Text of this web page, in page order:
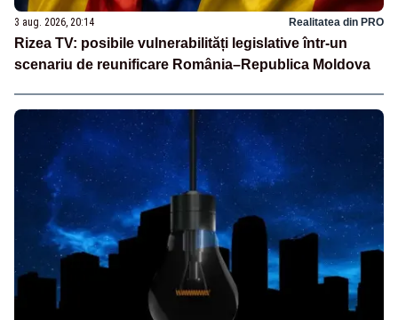
3 aug. 2026, 20:14 Realitatea din PRO
Rizea TV: posibile vulnerabilități legislative într-un
scenariu de reunificare România–Republica Moldova